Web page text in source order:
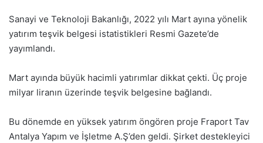
Sanayi ve Teknoloji Bakanlığı, 2022 yılı Mart ayına yönelik
yatırım teşvik belgesi istatistikleri Resmi Gazete’de
yayımlandı.
Mart ayında büyük hacimli yatırımlar dikkat çekti. Üç proje
milyar liranın üzerinde teşvik belgesine bağlandı.
Bu dönemde en yüksek yatırım öngören proje Fraport Tav
Antalya Yapım ve İşletme A.Ş’den geldi. Şirket destekleyici